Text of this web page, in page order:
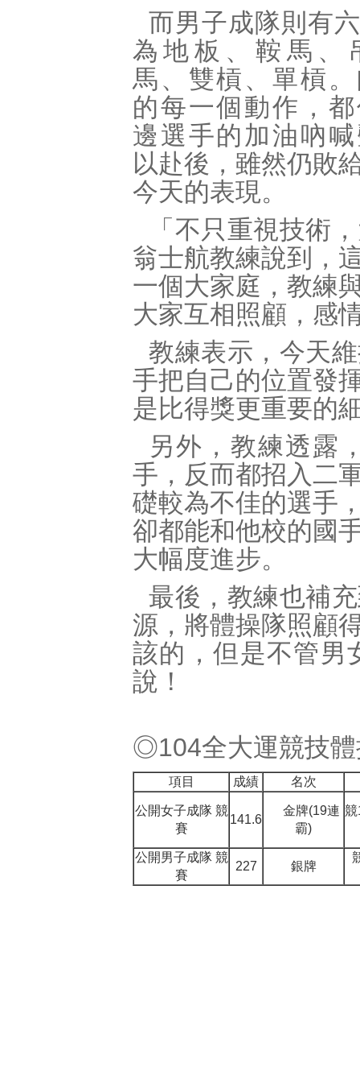
而男子成隊則有
為地板、鞍馬、
馬、雙槓、單槓
的每一個動作，
邊選手的加油吶
以赴後，雖然仍敗
今天的表現。
「不只重視技術
翁士航教練說到，
一個大家庭，教練
大家互相照顧，感
教練表示，今天
手把自己的位置發
是比得獎更重要的
另外，教練透露
手，反而都招入二
礎較為不佳的選手
卻都能和他校的國
大幅度進步。
最後，教練也補
源，將體操隊照顧
該的，但是不管男
說！
◎104全大運競技
項目 成績 名次
公開女子成隊 競
賽
141.6
金牌(19連
霸)
競
公開男子成隊 競
賽
227 銀牌